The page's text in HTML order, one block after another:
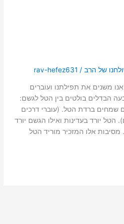
של הרב /
rav-hefez631
משנים את תפילתנו ועוברים
הבדלים בולטים בין הטל לגשם:
שמחים ברדת הטל. (עוברי דרכים
יורד בעדינות ואילו הגשם יורד
מסיבות אלו המזכיר מוריד הטל